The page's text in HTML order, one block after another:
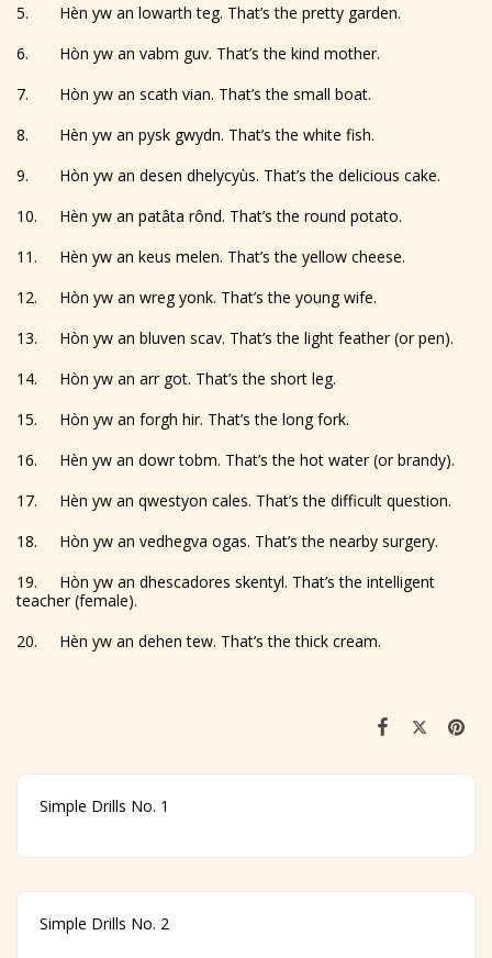
5. Hèn yw an lowarth teg. That’s the pretty garden.
6. Hòn yw an vabm guv. That’s the kind mother.
7. Hòn yw an scath vian. That’s the small boat.
8. Hèn yw an pysk gwydn. That’s the white fish.
9. Hòn yw an desen dhelycyùs. That’s the delicious cake.
10. Hèn yw an patâta rônd. That’s the round potato.
11. Hèn yw an keus melen. That’s the yellow cheese.
12. Hòn yw an wreg yonk. That’s the young wife.
13. Hòn yw an bluven scav. That’s the light feather (or pen).
14. Hòn yw an arr got. That’s the short leg.
15. Hòn yw an forgh hir. That’s the long fork.
16. Hèn yw an dowr tobm. That’s the hot water (or brandy).
17. Hèn yw an qwestyon cales. That’s the difficult question.
18. Hòn yw an vedhegva ogas. That’s the nearby surgery.
19. Hòn yw an dhescadores skentyl. That’s the intelligent
teacher (female).
20. Hèn yw an dehen tew. That’s the thick cream.
Simple Drills No. 1
Simple Drills No. 2